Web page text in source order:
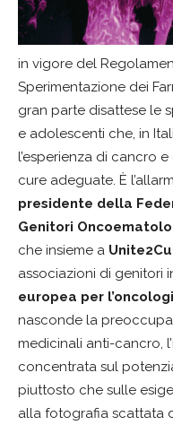
in vigore del
Sperimentazione dei
gran parte disattese le
e adolescenti che, in
l’esperienza di cancro
cure adeguate. È
presidente della
Genitori
che insieme a
associazioni di genitori
europea per
nasconde la
medicinali anti-cancro,
concentrata sul
piuttosto che sulle
alla fotografia scattata